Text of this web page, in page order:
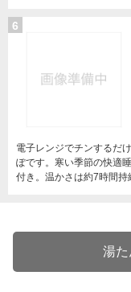
6
電子レンジでチンするだ
ぽです。寒い季節の快適
付き。温かさは約7時間持
湯た